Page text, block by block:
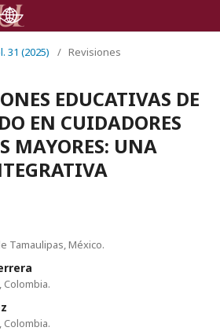
31 (2025) / Revisiones
EDUCATIVAS DE
EN CUIDADORES
MAYORES: UNA
Tamaulipas, México.